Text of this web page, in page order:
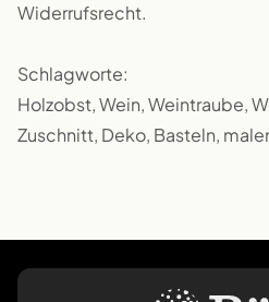
Widerrufsrecht.
Schlagworte:
Holzobst, Wein, Weintraube,
Zuschnitt, Deko, Basteln,